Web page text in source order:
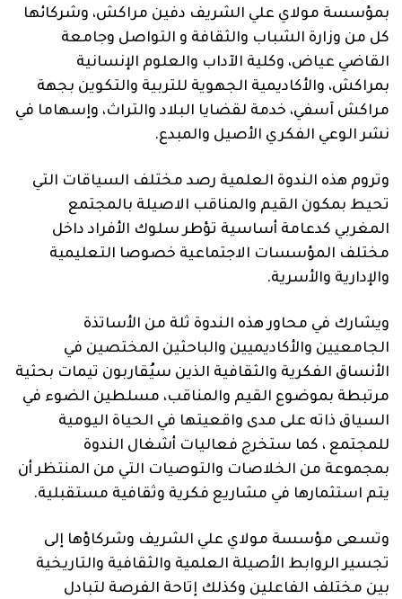
بمؤسسة مولاي علي الشريف دفين مراكش، وشركائها
كل من وزارة الشباب والثقافة و التواصل وجامعة
القاضي عياض، وكلية الآداب والعلوم الإنسانية
بمراكش، والأكاديمية الجهوية للتربية والتكوين بجهة
مراكش آسفي، خدمة لقضايا البلاد والتراث، وإسهاما في
نشر الوعي الفكري الأصيل والمبدع.
وتروم هذه الندوة العلمية رصد مختلف السياقات التي
تحيط بمكون القيم والمناقب الاصيلة بالمجتمع
المغربي كدعامة أساسية تؤطر سلوك الأفراد داخل
مختلف المؤسسات الاجتماعية خصوصا التعليمية
والإدارية والأسرية.
ويشارك في محاور هذه الندوة ثلة من الأساتذة
الجامعيين والأكاديميين والباحثين المختصين في
الأنساق الفكرية والثقافية الذين سيُقاربون تيمات بحثية
مرتبطة بموضوع القيم والمناقب، مسلطين الضوء في
السياق ذاته على مدى واقعيتها في الحياة اليومية
للمجتمع ، كما ستخرج فعاليات أشغال الندوة
بمجموعة من الخلاصات والتوصيات التي من المنتظر أن
يتم استثمارها في مشاريع فكرية وثقافية مستقبلية.
وتسعى مؤسسة مولاي علي الشريف وشركاؤها إلى
تجسير الروابط الأصيلة العلمية والثقافية والتاريخية
بين مختلف الفاعلين وكذلك إتاحة الفرصة لتبادل